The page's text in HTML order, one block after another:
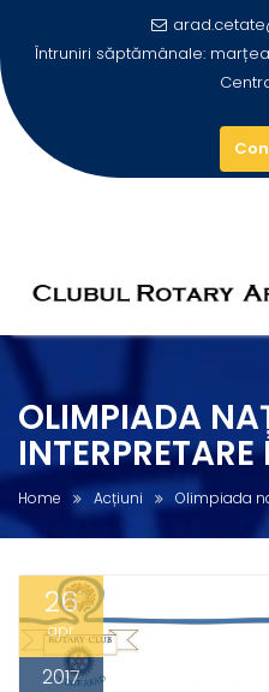
Întruniri săptămânale:
OLIMPIADA
Home Acțiuni Olimpiada
26
apr.
2017